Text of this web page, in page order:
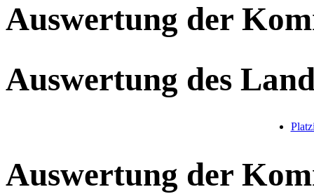
Auswertung der
Auswertung des
Auswertung der